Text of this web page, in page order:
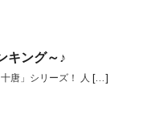
キング～♪
唐」シリーズ！ 人 […]